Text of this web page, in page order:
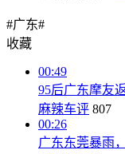
#广东#
收藏
00:49
95后广东摩友
麻辣车评 807
00:26
广东东莞暴雨